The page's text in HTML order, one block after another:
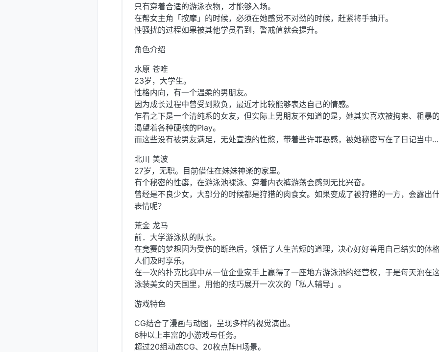
只有穿着合适的游泳衣物，才能够入场。
在帮女主角「按摩」的时候，必须在她感觉不对劲的时候，赶紧将手抽开。
性骚扰的过程如果被其他学员看到，警戒值就会提升。
角色介绍
水原 苍唯
23岁，大学生。
性格内向，有一个温柔的男朋友。
因为成长过程中曾受到欺负，最近才比较能够表达自己的情感。
乍看之下是一个清纯系的女友，但实际上男朋友不知道的是，她其实喜欢被拘束、粗暴的
渴望着各种硬核的Play。
而这些没有被男友满足，无处宣洩的性慾，带着些许罪恶感，被她秘密写在了日记当中…
北川 美波
27岁，无职。目前借住在妹妹神楽的家里。
有个秘密的性癖，在游泳池裸泳、穿着内衣裤游荡会感到无比兴奋。
曾经是不良少女，大部分的时候都是狩猎的肉食女。如果变成了被狩猎的一方，会露出
表情呢？
荒金 龙马
前．大学游泳队的队长。
在竞赛的梦想因为受伤的断绝后，领悟了人生苦短的道理，决心好好善用自己结实的体
人们及时享乐。
在一次的扑克比赛中从一位企业家手上赢得了一座地方游泳池的经营权，于是每天泡在
泳装美女的天国里，用他的技巧展开一次次的「私人辅导」。
游戏特色
CG结合了漫画与动图，呈现多样的视觉演出。
6种以上丰富的小游戏与任务。
超过20组动态CG、20枚点阵H场景。